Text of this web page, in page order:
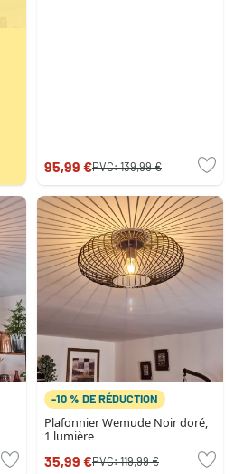
95,99 €PVC:139,99 €
-10 % DE RÉDUCTION
Plafonnier Wemude Noir doré,
1 lumière
35,99 €PVC:119,99 €